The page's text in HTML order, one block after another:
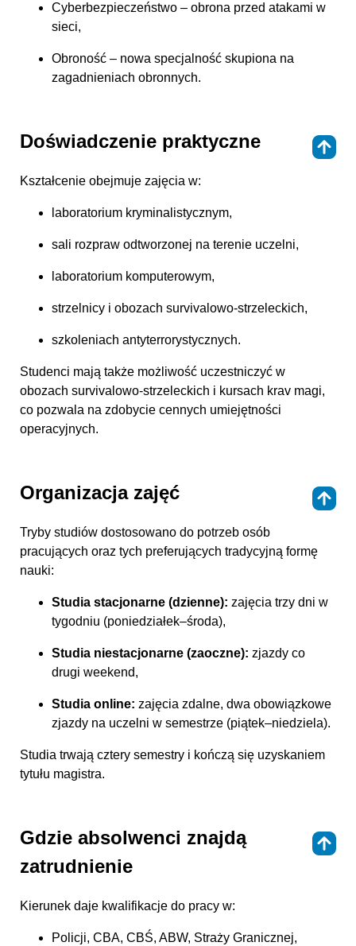
Cyberbezpieczeństwo – obrona przed atakami w
sieci,
Obroność – nowa specjalność skupiona na
zagadnieniach obronnych.
Doświadczenie praktyczne
Kształcenie obejmuje zajęcia w:
laboratorium kryminalistycznym,
sali rozpraw odtworzonej na terenie uczelni,
laboratorium komputerowym,
strzelnicy i obozach survivalowo‑strzeleckich,
szkoleniach antyterrorystycznych.
Studenci mają także możliwość uczestniczyć w
obozach survivalowo‑strzeleckich i kursach krav magi,
co pozwala na zdobycie cennych umiejętności
operacyjnych.
Organizacja zajęć
Tryby studiów dostosowano do potrzeb osób
pracujących oraz tych preferujących tradycyjną formę
nauki:
Studia stacjonarne (dzienne): zajęcia trzy dni w
tygodniu (poniedziałek–środa),
Studia niestacjonarne (zaoczne): zjazdy co
drugi weekend,
Studia online: zajęcia zdalne, dwa obowiązkowe
zjazdy na uczelni w semestrze (piątek–niedziela).
Studia trwają cztery semestry i kończą się uzyskaniem
tytułu magistra.
Gdzie absolwenci znajdą
zatrudnienie
Kierunek daje kwalifikacje do pracy w:
Policji, CBA, CBŚ, ABW, Straży Granicznej,